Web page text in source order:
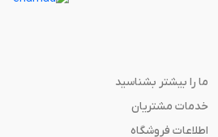
ما را بیشتر بشناسید
خدمات مشتریان
اطلاعات فروشگاه